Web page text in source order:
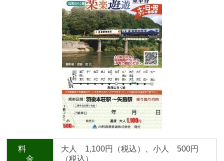
料
金
大人 1,100円（税込）、小人 500円
（税込）